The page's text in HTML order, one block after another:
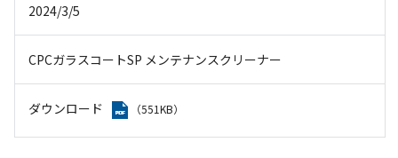
2024/3/5
CPCガラスコートSP メンテナンスクリーナー
ダウンロード （551KB）